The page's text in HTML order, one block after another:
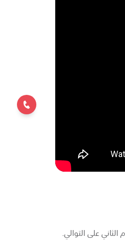
لليوم الثاني على التوالي.